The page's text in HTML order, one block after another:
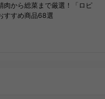
肉から総菜まで厳選！「ロピ
すすめ商品68選